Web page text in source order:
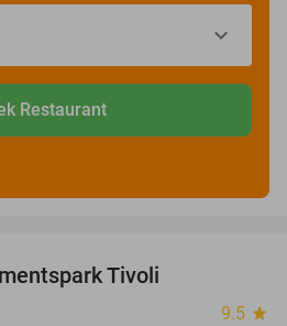
Restaurant
Tivoli
9.5 star